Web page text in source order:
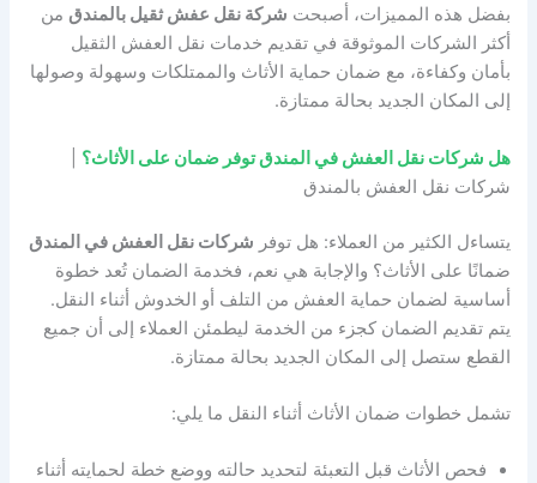
بفضل هذه المميزات، أصبحت شركة نقل عفش ثقيل بالمندق من
أكثر الشركات الموثوقة في تقديم خدمات نقل العفش الثقيل
بأمان وكفاءة، مع ضمان حماية الأثاث والممتلكات وسهولة وصولها
إلى المكان الجديد بحالة ممتازة.
هل شركات نقل العفش في المندق توفر ضمان على الأثاث؟
شركات نقل العفش بالمندق
يتساءل الكثير من العملاء: هل توفر شركات نقل العفش في المندق
ضمانًا على الأثاث؟ والإجابة هي نعم، فخدمة الضمان تُعد خطوة
أساسية لضمان حماية العفش من التلف أو الخدوش أثناء النقل.
يتم تقديم الضمان كجزء من الخدمة ليطمئن العملاء إلى أن جميع
القطع ستصل إلى المكان الجديد بحالة ممتازة.
تشمل خطوات ضمان الأثاث أثناء النقل ما يلي:
فحص الأثاث قبل التعبئة لتحديد حالته ووضع خطة لحمايته أثناء